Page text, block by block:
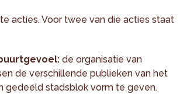
acties. Voor twee van die acties staat
de organisatie van
de verschillende publieken van het
gedeeld stadsblok vorm te geven.